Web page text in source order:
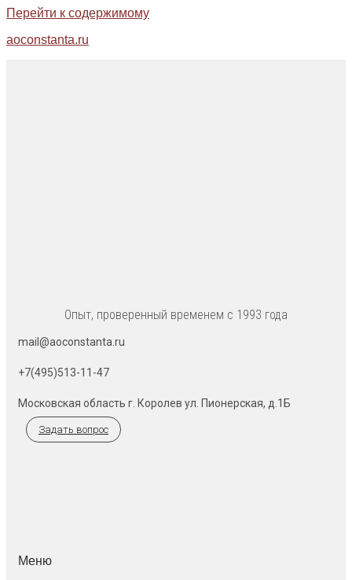
Перейти к содержимому
aoconstanta.ru
Опыт, проверенный временем с 1993 года
mail@aoconstanta.ru
+7(495)513-11-47
Московская область г. Королев ул. Пионерская, д.1Б
Задать вопрос
Меню